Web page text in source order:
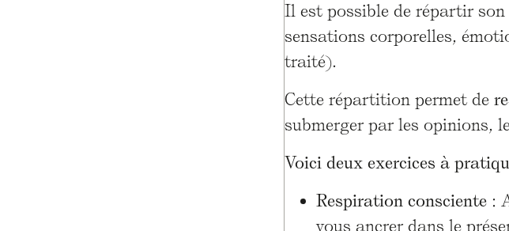
Il est possible de répartir
sensations corporelles,
traité).
Cette répartition permet de
submerger par les opinions,
Voici deux exercices à
Respiration consciente :
vous ancrer dans le